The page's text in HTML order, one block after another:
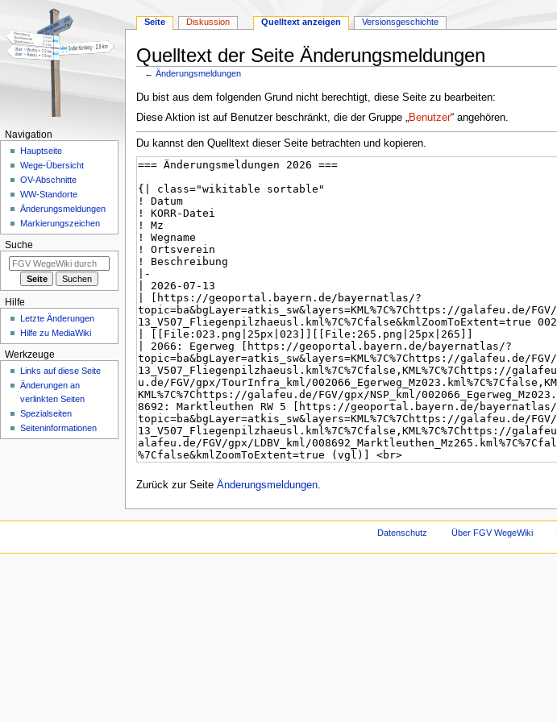
Quelltext der Seite Änderungsmeldungen
←Änderungsmeldungen
Zur
Navigation
Zur
Suche
Du bist aus dem folgenden Grund nicht berechtigt, diese Seite zu bearbeiten:
Diese Aktion ist auf Benutzer beschränkt, die der Gruppe „Benutzer“ angehören.
Du kannst den Quelltext dieser Seite betrachten und kopieren.
Zurück zur Seite Änderungsmeldungen.
Seite Diskussion Quelltext anzeigen Versionsgeschichte
Navigation
Hauptseite
Wege-Übersicht
OV-Abschnitte
WW-Standorte
Änderungsmeldungen
Markierungszeichen
Suche
Hilfe
Letzte Änderungen
Hilfe zu MediaWiki
Werkzeuge
Links auf diese Seite
Änderungen an
verlinkten Seiten
Spezialseiten
Seiten­­informationen
Datenschutz Über FGV WegeWiki